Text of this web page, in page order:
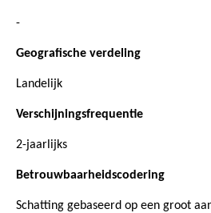
-
Geografische verdeling
Landelijk
Verschijningsfrequentie
2-jaarlijks
Betrouwbaarheidscodering
Schatting gebaseerd op een groot